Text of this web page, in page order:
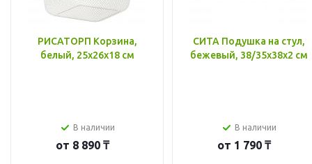
РИСАТОРП Корзина,
белый, 25x26x18 см
В наличии
от 8 890 ₸
СИТА Подушка на стул,
бежевый, 38/35x38x2 см
В наличии
от 1 790 ₸